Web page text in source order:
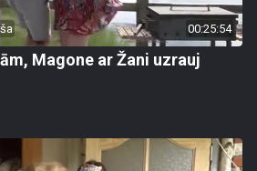
00:25:54
Magone ar Žani uzrauj